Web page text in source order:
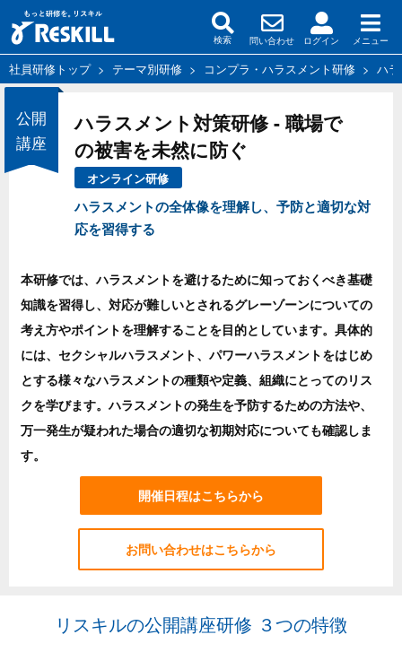
検索 問い合わせ ログイン メニュー
社員研修トップ> テーマ別研修 > コンプラ・ハラスメント研修 > ハ
ハラスメント対策研修 - 職場で
の被害を未然に防ぐ
オンライン研修
ハラスメントの全体像を理解し、予防と適切な対
応を習得する
公開
講座
本研修では、ハラスメントを避けるために知っておくべき基礎
知識を習得し、対応が難しいとされるグレーゾーンについての
考え方やポイントを理解することを目的としています。具体的
には、セクシャルハラスメント、パワーハラスメントをはじめ
とする様々なハラスメントの種類や定義、組織にとってのリス
クを学びます。ハラスメントの発生を予防するための方法や、
万一発生が疑われた場合の適切な初期対応についても確認しま
す。
開催日程はこちらから
お問い合わせはこちらから
リスキルの公開講座研修 ３つの特徴